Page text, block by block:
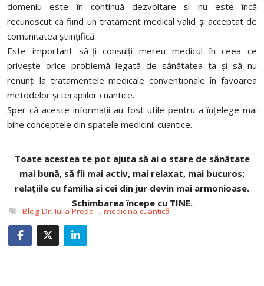
domeniu este în continuă dezvoltare și nu este încă
recunoscut ca fiind un tratament medical valid și acceptat de
comunitatea științifică.
Este important să-ți consulți mereu medicul în ceea ce
privește orice problemă legată de sănătatea ta și să nu
renunți la tratamentele medicale conventionale în favoarea
metodelor și terapiilor cuantice.
Sper că aceste informații au fost utile pentru a înțelege mai
bine conceptele din spatele medicinii cuantice.
Toate acestea te pot ajuta să ai o stare de sănătate
mai bună, să fii mai activ, mai relaxat, mai bucuros;
relațiile cu familia si cei din jur devin mai armonioase.
Schimbarea începe cu TINE.
Blog Dr. Iulia Preda , medicina cuantică